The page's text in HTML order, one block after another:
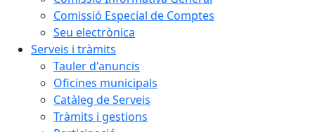
Comissió Especial de Comptes
Seu electrònica
Serveis i tràmits
Tauler d'anuncis
Oficines municipals
Catàleg de Serveis
Tràmits i gestions